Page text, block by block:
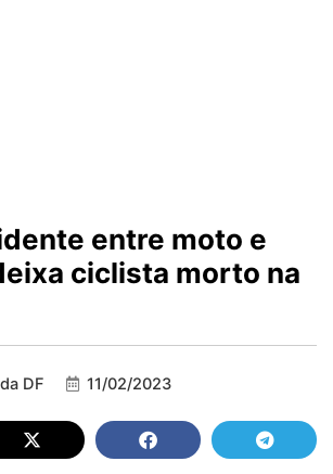
entre moto e
ciclista morto na
DF 11/02/2023